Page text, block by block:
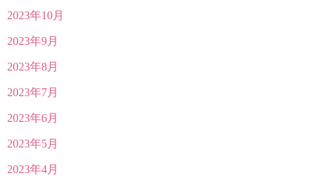
2023年10月
2023年9月
2023年8月
2023年7月
2023年6月
2023年5月
2023年4月